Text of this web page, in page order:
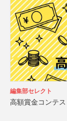
編集部セレクト
高額賞金コンテ